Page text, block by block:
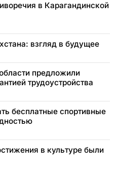
в Карагандинской
взгляд в будущее
предложили
трудоустройства
бесплатные спортивные
в культуре были